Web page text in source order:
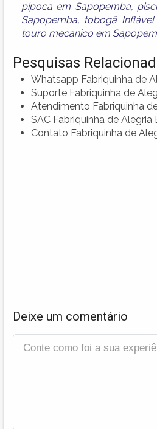
pipoca em Sapopemba,
Sapopemba, tobogã
touro mecanico em
Pesquisas
Whatsapp Fabriquinha de
Suporte Fabriquinha de
Atendimento Fabriquinha
SAC Fabriquinha de Alegria
Contato Fabriquinha de
Deixe um comentário